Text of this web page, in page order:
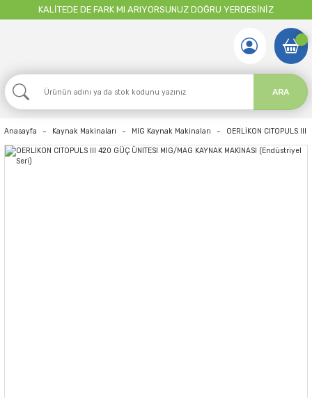
KALİTEDE DE FARK MI ARIYORSUNUZ DOĞRU YERDESİNİZ
ARA
Anasayfa Kaynak Makinaları MIG Kaynak Makinaları OERLİKON CITOPULS